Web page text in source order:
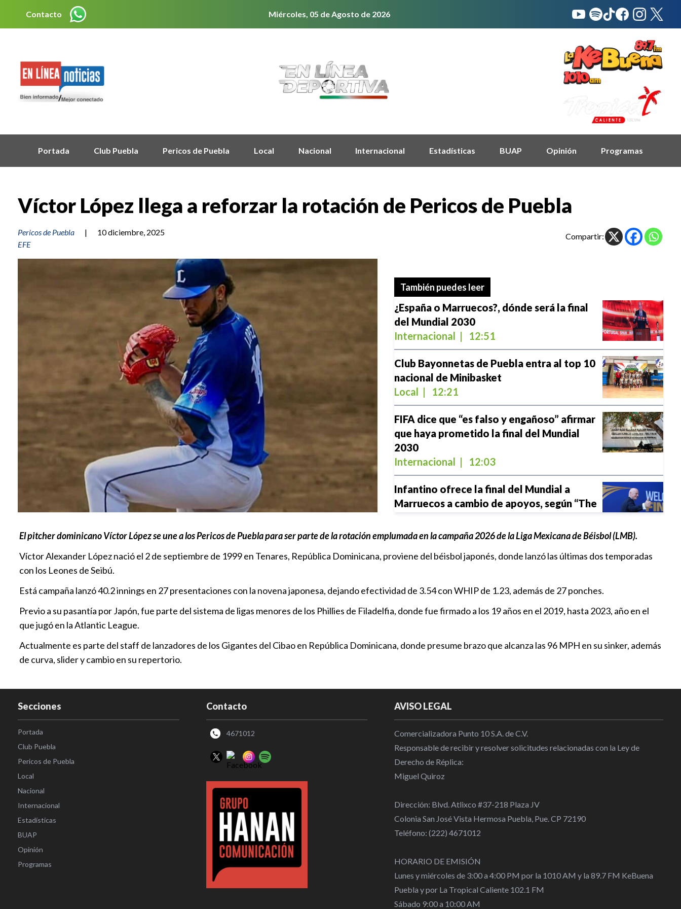
Contacto Miércoles, 05 de Agosto de 2026
Portada Club Puebla Pericos de Puebla Local Nacional Internacional Estadísticas BUAP Opinión Programas
Víctor López llega a reforzar la rotación de Pericos de Puebla
Pericos de Puebla |
10 diciembre, 2025
EFE
Compartir:
También puedes leer
¿España o Marruecos?, dónde será la final
del Mundial 2030
Internacional | 12:51
Club Bayonnetas de Puebla entra al top 10
nacional de Minibasket
Local | 12:21
FIFA dice que “es falso y engañoso” afirmar
que haya prometido la final del Mundial
2030
Internacional | 12:03
Infantino ofrece la final del Mundial a
Marruecos a cambio de apoyos, según “The
Internacional | 11:35
Sumar y ganar para generar confianza, dice
Puebla
Aranza López
Las ligas europeas rechazan la expansión de
las competiciones de la FIFA
Internacional | 09:48
Mohamed Salah llega a Turquía para fichar
por el Trabzonspor
Internacional
Herrera domina con solvencia los 5.000
metros y México se acerca a su tercer título
Nacional | 09:25
[En Línea Deportiva] LA EMPRESA QUE
NADIE ESTÁ VIENDO: UC3 S.A.
Opinión
07:00
El pitcher dominicano Víctor López se une a los Pericos de Puebla para ser parte de la rotación emplumada en la campaña 2026 de la Liga Mexicana de Béisbol (LMB).
Víctor Alexander López nació el 2 de septiembre de 1999 en Tenares, República Dominicana, proviene del béisbol japonés, donde lanzó las últimas dos temporadas
con los Leones de Seibú.
Está campaña lanzó 40.2 innings en 27 presentaciones con la novena japonesa, dejando efectividad de 3.54 con WHIP de 1.23, además de 27 ponches.
Previo a su pasantía por Japón, fue parte del sistema de ligas menores de los Phillies de Filadelfia, donde fue firmado a los 19 años en el 2019, hasta 2023, año en el
que jugó en la Atlantic League.
Actualmente es parte del staff de lanzadores de los Gigantes del Cibao en República Dominicana, donde presume brazo que alcanza las 96 MPH en su sinker, además
de curva, slider y cambio en su repertorio.
Secciones
Portada
Club Puebla
Pericos de Puebla
Local
Nacional
Internacional
Estadísticas
BUAP
Opinión
Programas
Contacto
4671012
AVISO LEGAL
Comercializadora Punto 10 S.A. de C.V.
Responsable de recibir y resolver solicitudes relacionadas con la Ley de
Derecho de Réplica:
Miguel Quiroz
Dirección: Blvd. Atlixco #37-218 Plaza JV
Colonia San José Vista Hermosa Puebla, Pue. CP 72190
Teléfono: (222) 4671012
HORARIO DE EMISIÓN
Lunes y miércoles de 3:00 a 4:00 PM por la 1010 AM y la 89.7 FM KeBuena
Puebla y por La Tropical Caliente 102.1 FM
Sábado 9:00 a 10:00 AM